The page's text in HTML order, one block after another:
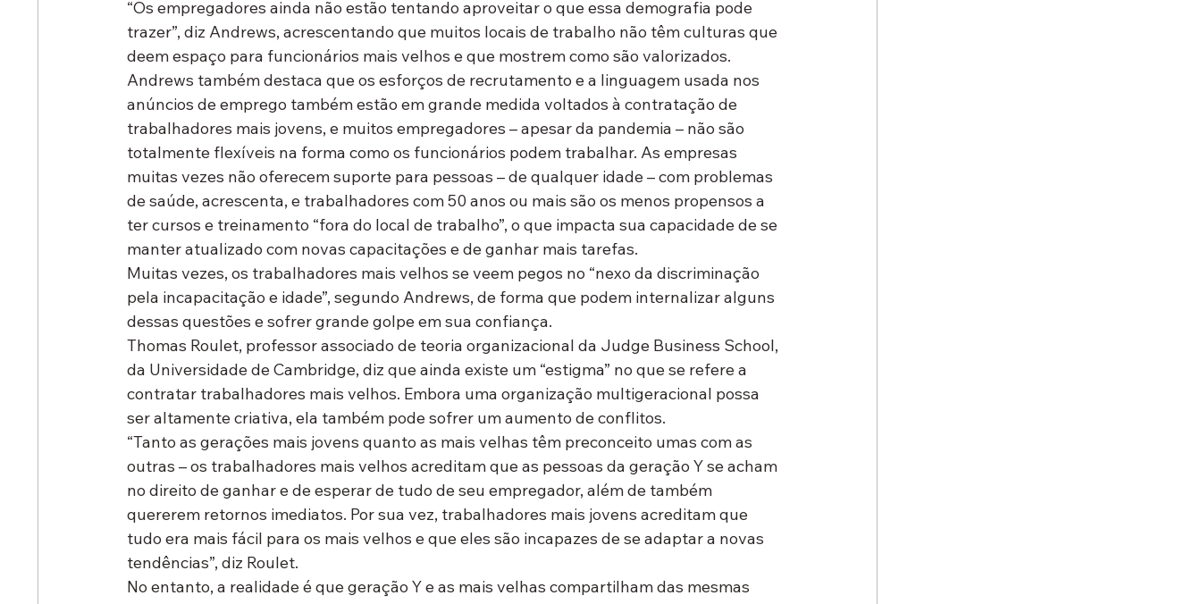
“Os empregadores ainda não estão tentando aproveitar o que essa demografia pode
trazer”, diz Andrews, acrescentando que muitos locais de trabalho não têm culturas que
deem espaço para funcionários mais velhos e que mostrem como são valorizados.
Andrews também destaca que os esforços de recrutamento e a linguagem usada nos
anúncios de emprego também estão em grande medida voltados à contratação de
trabalhadores mais jovens, e muitos empregadores – apesar da pandemia – não são
totalmente flexíveis na forma como os funcionários podem trabalhar. As empresas
muitas vezes não oferecem suporte para pessoas – de qualquer idade – com problemas
de saúde, acrescenta, e trabalhadores com 50 anos ou mais são os menos propensos a
ter cursos e treinamento “fora do local de trabalho”, o que impacta sua capacidade de se
manter atualizado com novas capacitações e de ganhar mais tarefas.
Muitas vezes, os trabalhadores mais velhos se veem pegos no “nexo da discriminação
pela incapacitação e idade”, segundo Andrews, de forma que podem internalizar alguns
dessas questões e sofrer grande golpe em sua confiança.
Thomas Roulet, professor associado de teoria organizacional da Judge Business School,
da Universidade de Cambridge, diz que ainda existe um “estigma” no que se refere a
contratar trabalhadores mais velhos. Embora uma organização multigeracional possa
ser altamente criativa, ela também pode sofrer um aumento de conflitos.
“Tanto as gerações mais jovens quanto as mais velhas têm preconceito umas com as
outras – os trabalhadores mais velhos acreditam que as pessoas da geração Y se acham
no direito de ganhar e de esperar de tudo de seu empregador, além de também
quererem retornos imediatos. Por sua vez, trabalhadores mais jovens acreditam que
tudo era mais fácil para os mais velhos e que eles são incapazes de se adaptar a novas
tendências”, diz Roulet.
No entanto, a realidade é que geração Y e as mais velhas compartilham das mesmas